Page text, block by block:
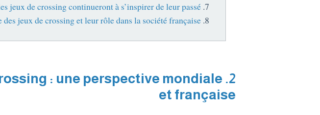
jeux de crossing continueront à s’inspirer de leur passé
jeux de crossing et leur rôle dans la société française
: une perspective mondiale
et française